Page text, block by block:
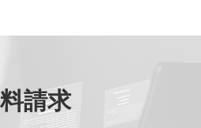
請求